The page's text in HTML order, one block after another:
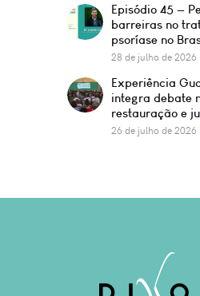
Episódio 45 —
barreiras no
psoríase no
28 de julho de 2026
Experiência
integra debate
restauração e
26 de julho de 2026